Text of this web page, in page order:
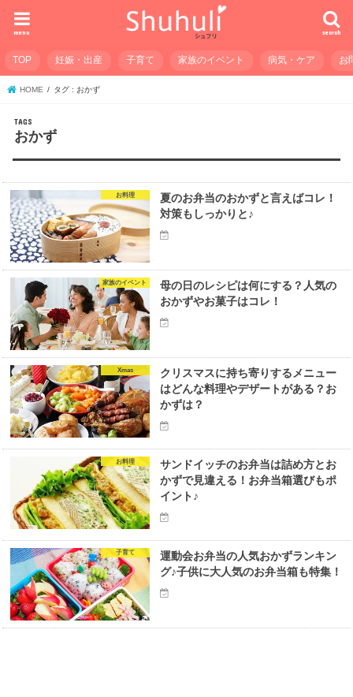
search
menu
TOP 妊娠・出産 子育て 家族のイベント 病気・ケア お
HOME タグ : おかず
おかず
お料理
夏のお弁当のおかずと言えばコレ！
対策もしっかりと♪
家族のイベント
母の日のレシピは何にする？人気の
おかずやお菓子はコレ！
Xmas
クリスマスに持ち寄りするメニュー
はどんな料理やデザートがある？お
かずは？
お料理
サンドイッチのお弁当は詰め方とお
かずで見違える！お弁当箱選びもポ
イント♪
子育て
運動会お弁当の人気おかずランキン
グ♪子供に大人気のお弁当箱も特集！